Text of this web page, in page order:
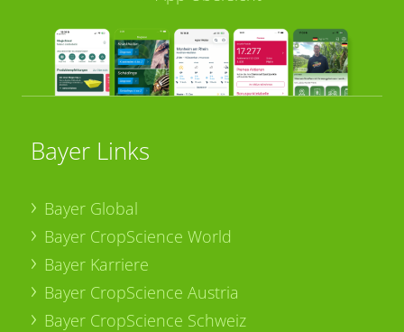
Bayer Links
Bayer Global
Bayer CropScience World
Bayer Karriere
Bayer CropScience Austria
Bayer CropScience Schweiz